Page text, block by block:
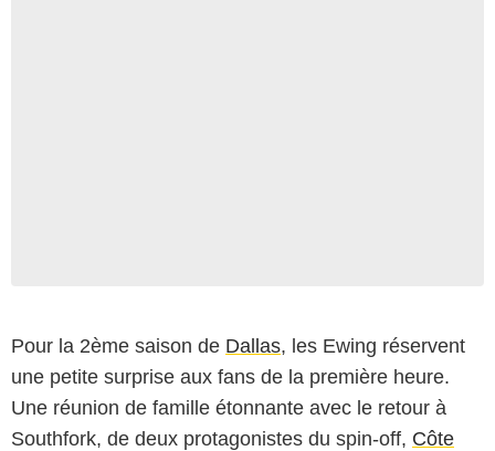
Pour la 2ème saison de Dallas, les Ewing réservent
une petite surprise aux fans de la première heure.
Une réunion de famille étonnante avec le retour à
Southfork, de deux protagonistes du spin-off, Côte